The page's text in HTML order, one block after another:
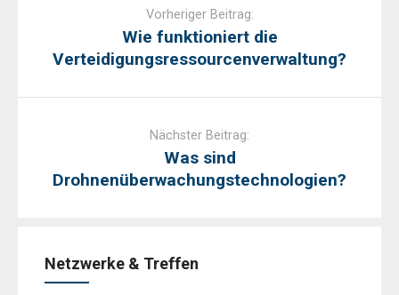
Vorheriger Beitrag:
Wie funktioniert die
Verteidigungsressourcenverwaltung?
Nächster Beitrag:
Was sind
Drohnenüberwachungstechnologien?
Netzwerke & Treffen